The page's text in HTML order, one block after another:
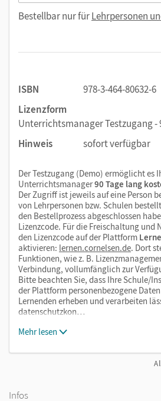
Bestellbar nur fürLehrpersonen
ISBN
978-3-464-80632-6
Lizenzform
Unterrichtsmanager Testzugang -
Hinweis
sofort verfügbar
Der Testzugang (Demo) ermöglicht es
Unterrichtsmanager90 Tage lang
Der Zugriff ist jeweils auf eine Person
von Lehrpersonen bzw. Schulen
den Bestellprozess abgeschlossen
Lizenzcode. Für die Freischaltung und
den Lizenzcode auf der Plattform
aktivieren: lernen.cornelsen.de. Dort
Funktionen, wie z. B.
Verbindung, vollumfänglich zur
Bitte beachten Sie, dass Ihre Schule/
der Plattform personenbezogene
Lernenden erheben und verarbeiten
datenschutzkon…
Mehr lesen
Infos